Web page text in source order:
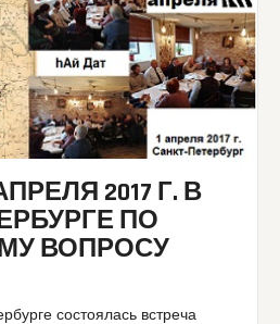
2017 Г. В
ПО
ВОПРОСУ
состоялась встреча